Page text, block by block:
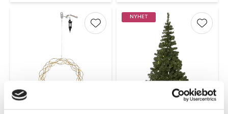
Lägg till i favoriter
NYHET
Lägg